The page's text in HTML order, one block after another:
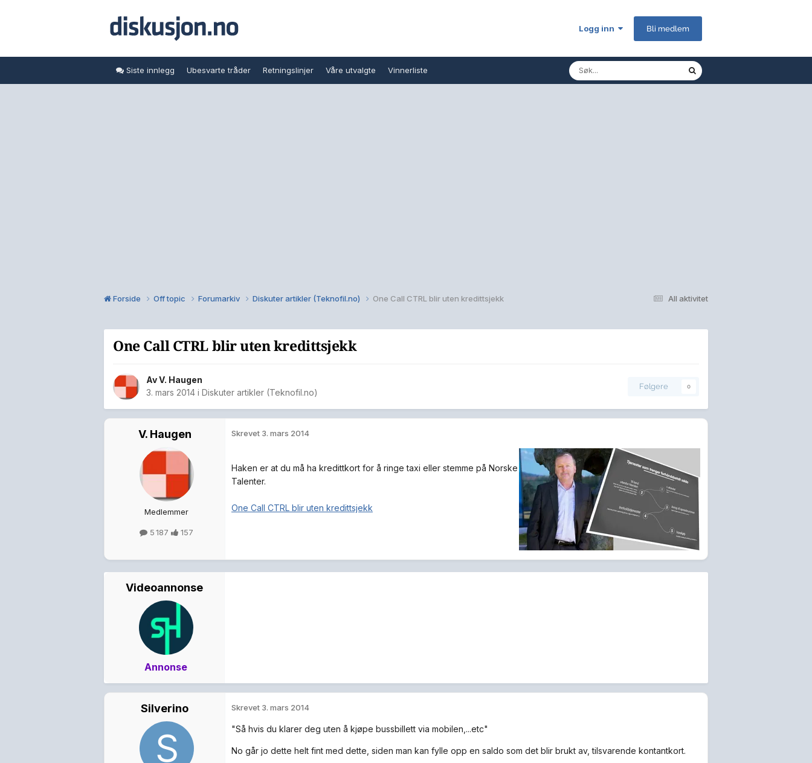
Logg inn Bli medlem
Siste innlegg Ubesvarte tråder Retningslinjer Våre utvalgte Vinnerliste
All aktivitet
Forside Off topic Forumarkiv Diskuter artikler (Teknofil.no) One Call CTRL blir uten kredittsjekk
One Call CTRL blir uten kredittsjekk
AvV. Haugen
3. mars 2014 i Diskuter artikler (Teknofil.no)
Følgere 0
V. Haugen
Medlemmer
5 187 157
Skrevet 3. mars 2014
Haken er at du må ha kredittkort for å ringe taxi eller stemme på Norske
Talenter.
One Call CTRL blir uten kredittsjekk
Videoannonse
Annonse
Silverino Skrevet 3. mars 2014
"Så hvis du klarer deg uten å kjøpe bussbillett via mobilen,...etc"
No går jo dette helt fint med dette, siden man kan fylle opp en saldo som det blir brukt av, tilsvarende kontantkort.